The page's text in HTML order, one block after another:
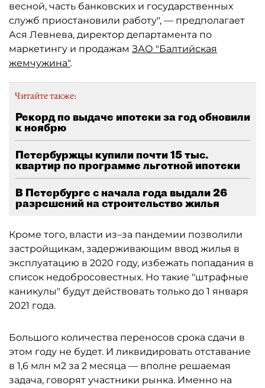
весной, часть банковских и государственных
служб приостановили работу", — предполагает
Ася Левнева, директор департамента по
маркетингу и продажам ЗАО "Балтийская
жемчужина".
Читайте также:
Рекорд по выдаче ипотеки за год обновили
к ноябрю
Петербуржцы купили почти 15 тыс.
квартир по программе льготной ипотеки
В Петербурге с начала года выдали 26
разрешений на строительство жилья
Кроме того, власти из–за пандемии позволили
застройщикам, задерживающим ввод жилья в
эксплуатацию в 2020 году, избежать попадания в
список недобросовестных. Но такие "штрафные
каникулы" будут действовать только до 1 января
2021 года.
Большого количества переносов срока сдачи в
этом году не будет. И ликвидировать отставание
в 1,6 млн м2 за 2 месяца — вполне решаемая
задача, говорят участники рынка. Именно на